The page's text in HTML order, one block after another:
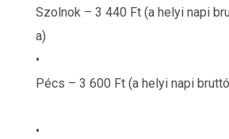
Szolnok – 3 440 Ft (a helyi napi
a)
•
Pécs – 3 600 Ft (a helyi napi
•